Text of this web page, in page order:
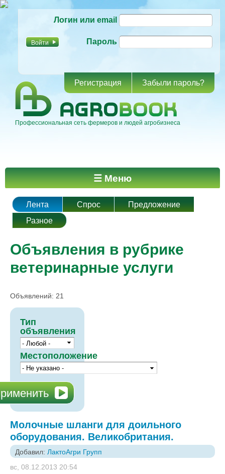
основному
Логин или email
Пароль
Регистрация Забыли пароль?
Профессиональная сеть фермеров и людей агробизнеса
Главное меню ☰ Меню
Лента Спрос
Предложение
Разное
Объявления в рубрике
ветеринарные услуги
Объявлений: 21
Тип
объявления
Местоположение
Молочные шланги для доильного
оборудования. Великобритания.
Добавил: ЛактоАгри Групп
вс, 08.12.2013 20:54